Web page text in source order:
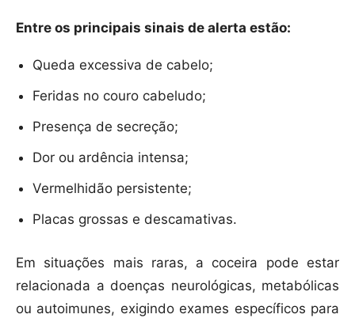
Entre os principais sinais de alerta estão:
Queda excessiva de cabelo;
Feridas no couro cabeludo;
Presença de secreção;
Dor ou ardência intensa;
Vermelhidão persistente;
Placas grossas e descamativas.
Em situações mais raras, a coceira pode estar
relacionada a doenças neurológicas, metabólicas
ou autoimunes, exigindo exames específicos para